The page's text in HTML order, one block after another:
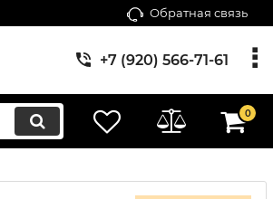
Обратная связь
+7 (920) 566-71-61
0